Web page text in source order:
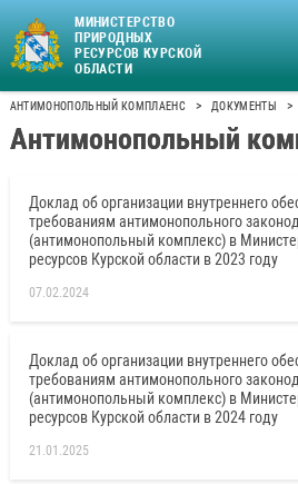
МИНИСТЕРСТВО
ПРИРОДНЫХ
РЕСУРСОВ КУРСКОЙ
ОБЛАСТИ
АНТИМОНОПОЛЬНЫЙ КОМПЛАЕНС > ДОКУМЕНТЫ >
Антимонопольный
Доклад об организации внутреннего
требованиям антимонопольного
(антимонопольный комплекс) в
ресурсов Курской области в 2023 году
07.02.2024
Доклад об организации внутреннего
требованиям антимонопольного
(антимонопольный комплекс) в
ресурсов Курской области в 2024 году
21.01.2025